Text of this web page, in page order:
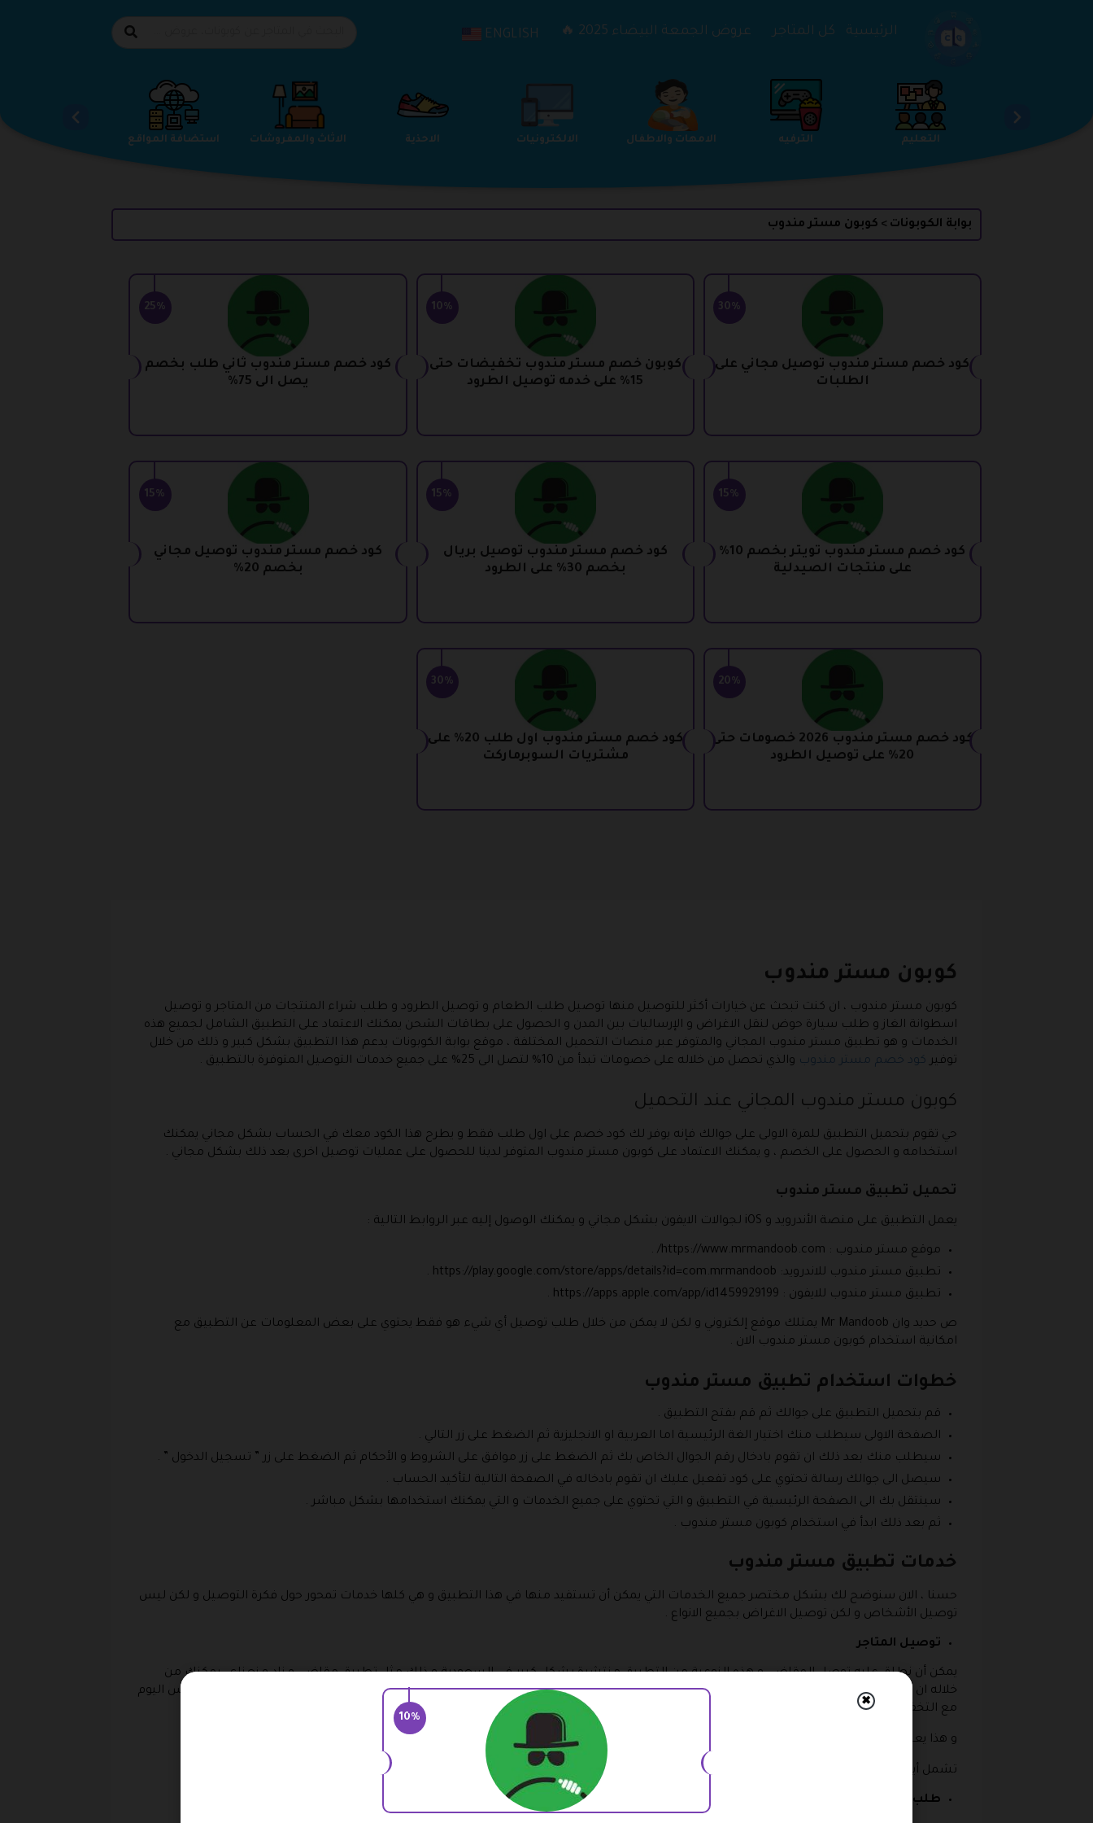
الرئيسية كل المتاجر عروض الجمعة البيضاء 2025 🔥 ENGLISH
استضافة المواقع الاثاث والمفروشات الاحذية الالكترونيات الامهات والاطفال الترفيه التعليم الجمال والعناية الخدمات
بوابة الكوبونات > كوبون مستر مندوب
30%
كود خصم مستر مندوب توصيل مجاني على
الطلبات
10%
كوبون خصم مستر مندوب تخفيضات حتى
15% على خدمه توصيل الطرود
25%
كود خصم مستر مندوب ثاني طلب بخصم
يصل الى 75%
15%
كود خصم مستر مندوب تويتر بخصم 10%
على منتجات الصيدلية
15%
كود خصم مستر مندوب توصيل بريال
بخصم 30% على الطرود
15%
كود خصم مستر مندوب توصيل مجاني
بخصم 20%
20%
كود خصم مستر مندوب 2026 خصومات حتى
20% على توصيل الطرود
30%
كود خصم مستر مندوب اول طلب 20% على
مشتريات السوبرماركت
كوبون مستر مندوب
كوبون مستر مندوب ، ان كنت تبحث عن خيارات أكثر للتوصيل منها توصيل طلب الطعام و توصيل الطرود و طلب شراء المنتجات من المتاجر و توصيل
اسطوانة الغاز و طلب سيارة حوض لنقل الاغراض و الإرساليات بين المدن و الحصول على بطاقات الشحن يمكنك الاعتماد على التطبيق الشامل لجميع هذه
الخدمات و هو تطبيق مستر مندوب المجاني والمتوفر عبر منصات التحميل المختلفة ، موقع بوابة الكوبونات يدعم هذا التطبيق بشكل كبير و ذلك من خلال
توفير كود خصم مستر مندوب والذي تحصل من خلاله على خصومات تبدأ من 10% لتصل الى 25% على جميع خدمات التوصيل المتوفرة بالتطبيق .
كوبون مستر مندوب المجاني عند التحميل
حي تقوم بتحميل التطبيق للمرة الاولى على جوالك فإنه يوفر لك كود خصم على اول طلب فقط و يطرح هذا الكود معك في الحساب بشكل مجاني يمكنك
استخدامه و الحصول على الخصم ، و يمكنك الاعتماد على كوبون مستر مندوب المتوفر لدينا للحصول على عمليات توصيل اخرى بعد ذلك بشكل مجاني .
تحميل تطبيق مستر مندوب
يعمل التطبيق على منصة الأندرويد و iOS لجوالات الايفون بشكل مجاني و يمكنك الوصول إليه عبر الروابط التالية :
موقع مستر مندوب : https://www.mrmandoob.com/ .
تطبيق مستر مندوب للاندرويد: https://play.google.com/store/apps/details?id=com.mrmandoob .
تطبيق مستر مندوب للايفون : https://apps.apple.com/app/id1459929199 .
ص حديد وان Mr Mandoob يمتلك موقع إلكتروني و لكن لا يمكن من خلال طلب توصيل أي شيء هو فقط يحتوي على بعض المعلومات عن التطبيق مع
امكانية استخدام كوبون مستر مندوب الان .
خطوات استخدام تطبيق مستر مندوب
قم بتحميل التطبيق على جوالك ثم قم بفتح التطبيق .
الصفحة الاولى سيطلب منك اختيار الغة الرئيسية اما العربية او الانجليزية ثم الضغط على زر التالي .
سيطلب منك بعد ذلك ان تقوم بادخال رقم الجوال الخاص بك ثم الضغط على زر موافق على الشروط و الأحكام ثم الضغط على زر ” تسجيل الدخول ” .
سيصل الى جوالك رسالة تحتوي على كود تفعيل عليك ان تقوم بادخاله في الصفحة التالية لتأكيد الحساب .
سينتقل بك الى الصفحة الرئيسية في التطبيق و التي تحتوي على جميع الخدمات و التي يمكنك استخدامها بشكل مباشر .
ثم بعد ذلك ابدأ في استخدام كوبون مستر مندوب .
خدمات تطبيق مستر مندوب
حسنا ، الان سنوضح لك بشكل مختصر جميع الخدمات التي يمكن أن تستفيد منها في هذا التطبيق و هي كلها خدمات تمحور حول فكرة التوصيل و لكن ليس
توصيل الأشخاص و لكن توصيل الاغراض بجميع الانواع .
توصيل المتاجر
يمكن أن نطلق عليه توصل المقاضي و هذه النوعية من التطبيق منتشرة بشكل كبير في السعودية و ذلك مثل تطبيق مقاضي و زاد و نعناع ، يمكنك من
خلاله ان تقوم بطلب شراء أي منتج من المتاجر القريبة منك و من المحلات المشهورة ثم بعد ذلك طلب توصيل هذه المنتجات الى باب المنزل في نفس اليوم
مع التخفيض عبر استخدام كوبون مستر مندوب .
و هذا يعني ان التطبيق يحتوي على قائمة بالمتاجر المتوفرة في جميع المملكة وكذلك جميع المنتجات المتوفرة به أيضا مع قيمتها السعرية .
تشمل أيضا كل من المطاعم و الصيدليات و الكافيهات و السوبر ماركت و الهدايا و مخابز و الحلويات و قرطاسيات و المحامص
طلب شاحنة وانيت .
10%
✖